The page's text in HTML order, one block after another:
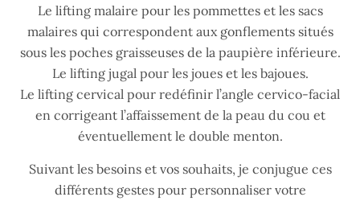
Le lifting malaire pour les pommettes et les sacs
malaires qui correspondent aux gonflements situés
sous les poches graisseuses de la paupière inférieure.
Le lifting jugal pour les joues et les bajoues.
Le lifting cervical pour redéfinir l’angle cervico-facial
en corrigeant l’affaissement de la peau du cou et
éventuellement le double menton.
Suivant les besoins et vos souhaits, je conjugue ces
différents gestes pour personnaliser votre